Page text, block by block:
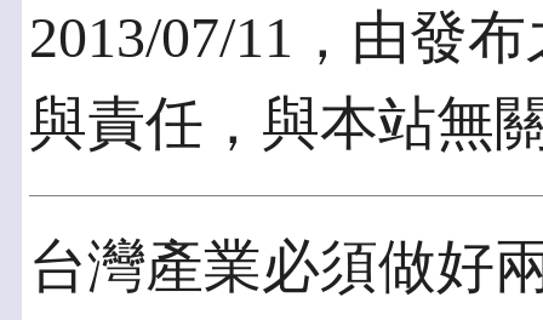
2013/07/11，由發
與責任，與本站無
台灣產業必須做好